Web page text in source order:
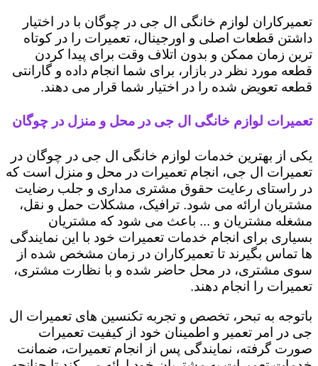
تعمیرکاران لوازم خانگی ال جی در چوگان با در اختیار
داشتن قطعات اصلی و اورجینال، تعمیرات را در کوتاه
ترین زمان ممکن و بدون اتلاف وقت برای پیدا کردن
قطعه مورد نظر در بازار، برای شما انجام داده و گارانتی
قطعه تعویض شده را در اختیار شما قرار می دهند.
تعمیرات لوازم خانگی ال جی در محل و منزل در چوگان
یکی از بهترین خدمات لوازم خانگی ال جی در چوگان در
تعمیرات ال جی، انجام تعمیرات در محل و منزل است که
در راستای رعایت حقوق مشتری مداری و جلب رضایت
مشتریان ارائه می شود. ترافیک، مشکلات حمل و نقل،
مشغله مشتریان و ... باعث می شود که مشتریان
بسیاری برای انجام خدمات تعمیرات خود با این نمایندگی
ها تماس بگیرند تا تعمیرکاران در زمان مشخص شده از
سوی مشتری، در محل حاضر شده و با نظارت مشتری،
تعمیرات را انجام دهند.
باتوجه به تبحر، تخصص و تجربه تکنسین های تعمیرات ال
جی در امر تعمیر و اطمینان خود از کیفیت تعمیرات
صورت گرفته، نمایندگی پس از انجام تعمیرات، ضمانت